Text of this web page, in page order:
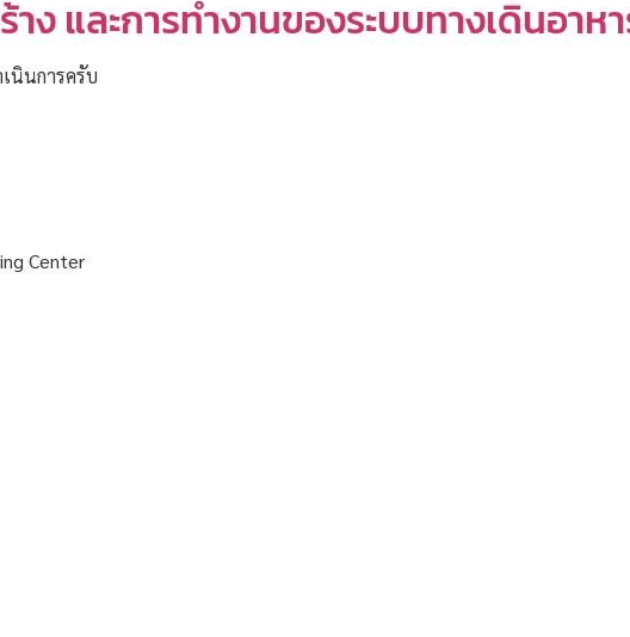
าง และการทำงานของระบบทางเดินอา
นินการครับ
Center